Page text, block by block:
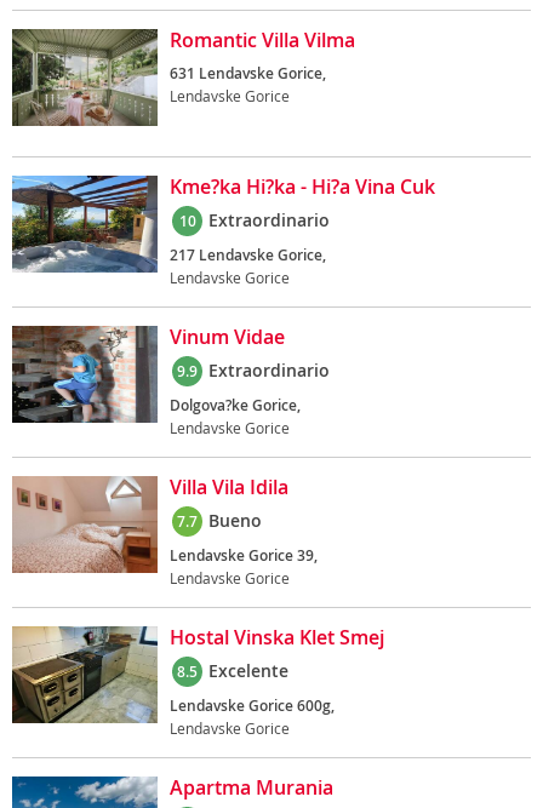
Romantic Villa Vilma
631 Lendavske Gorice,
Lendavske Gorice
Kme?ka Hi?ka - Hi?a Vina Cuk
10 Extraordinario
217 Lendavske Gorice,
Lendavske Gorice
Vinum Vidae
9.9 Extraordinario
Dolgova?ke Gorice,
Lendavske Gorice
Villa Vila Idila
7.7 Bueno
Lendavske Gorice 39,
Lendavske Gorice
Hostal Vinska Klet Smej
8.5 Excelente
Lendavske Gorice 600g,
Lendavske Gorice
Apartma Murania